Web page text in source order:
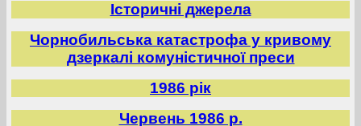
Історичні джерела
Чорнобильська катастрофа у кривому
дзеркалі комуністичної преси
1986 рік
Червень 1986 р.